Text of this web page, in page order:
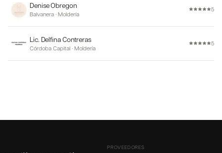
Denise Obregon
Balvanera · Moldería
5
Lic. Delfina Contreras
Córdoba Capital · Moldería
5
PROVEEDORES